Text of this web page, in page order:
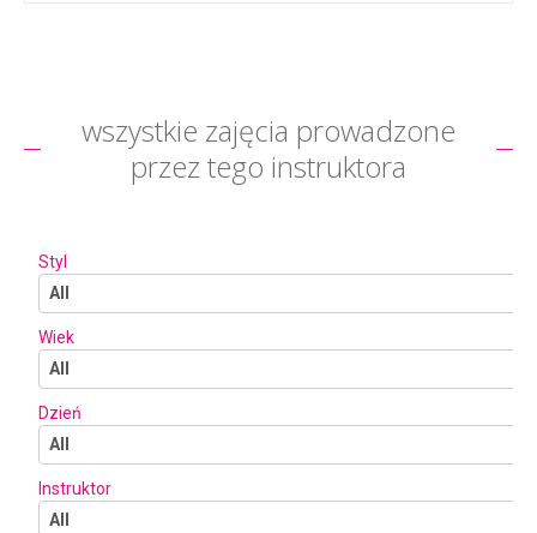
wszystkie zajęcia prowadzone
przez tego instruktora
Styl
All
Wiek
All
Dzień
All
Instruktor
All